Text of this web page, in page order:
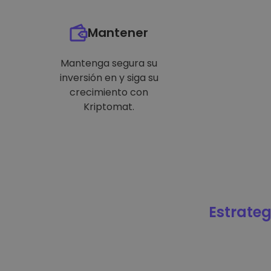
Mantener
Mantenga segura su
inversión en y siga su
crecimiento con
Kriptomat.